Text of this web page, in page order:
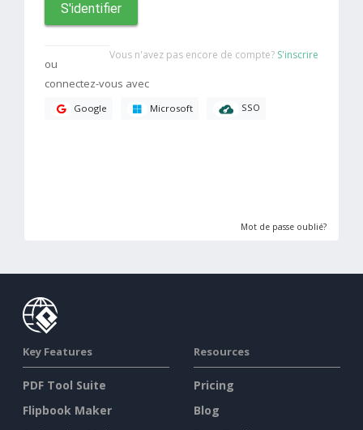
S'identifier
Vous n'avez pas encore de compte? S'inscrire
ou
connectez-vous avec
Google Microsoft SSO
Mot de passe oublié?
Key Features
PDF Tool Suite
Flipbook Maker
Resources
Pricing
Blog